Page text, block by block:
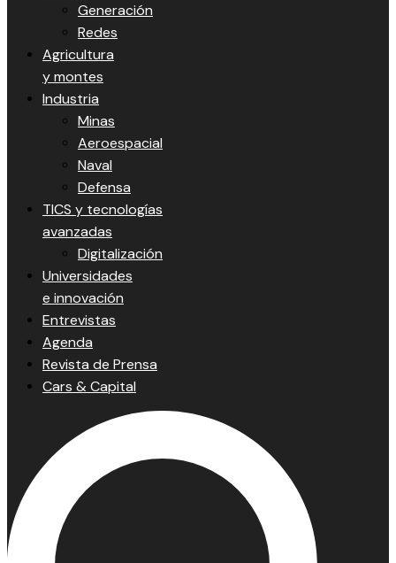
Generación
Redes
Agricultura
y montes
Industria
Minas
Aeroespacial
Naval
Defensa
TICS y tecnologías
avanzadas
Digitalización
Universidades
e innovación
Entrevistas
Agenda
Revista de Prensa
Cars & Capital